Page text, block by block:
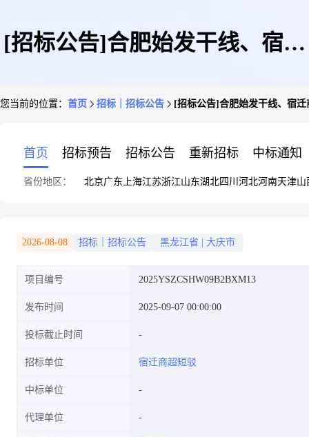
[招标公告]合肥始发干线、宿迁
江传站(大庆线路)运输业务招标
您当前的位置： 首页 招标｜招标公告 [招标公告]合肥始发干线、宿
首页 招标预告 招标公告 重新招标 中标通知
省份地区： 北京广东 上海江苏浙江山东湖北四川 河北河南天津山
2026-08-08 招标｜招标公告 黑龙江省 大庆市
项目编号 2025YSZCSHW09B2BXM13
发布时间 2025-09-07 00:00:00
投标截止时间
招标单位 宿迁商超短驳
中标单位
代理单位